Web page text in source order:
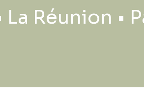
Réunion •